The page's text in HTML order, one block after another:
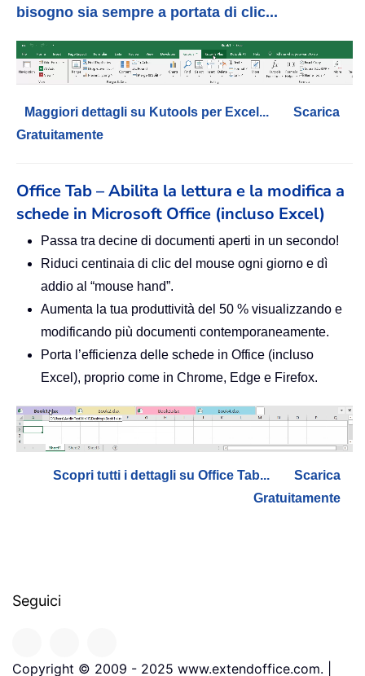
bisogno sia sempre a portata di clic...
Maggiori dettagli su Kutools per Excel...
Scarica
Gratuitamente
Office Tab – Abilita la lettura e la modifica a
schede in Microsoft Office (incluso Excel)
Passa tra decine di documenti aperti in un secondo!
Riduci centinaia di clic del mouse ogni giorno e dì
addio al “mouse hand”.
Aumenta la tua produttività del 50 % visualizzando e
modificando più documenti contemporaneamente.
Porta l’efficienza delle schede in Office (incluso
Excel), proprio come in Chrome, Edge e Firefox.
Scopri tutti i dettagli su Office Tab...
Scarica
Gratuitamente
Seguici
Copyright © 2009 - 2025 www.extendoffice.com. |